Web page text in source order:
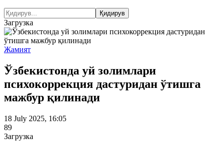
Загрузка
Жамият
Ўзбекистонда уй золимлари
психокоррекция дастуридан ўтишга
мажбур қилинади
18 July 2025, 16:05
89
Загрузка